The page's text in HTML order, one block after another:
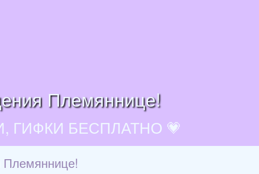
Племяннице!
ГИФКИ БЕСПЛАТНО 💗
Племяннице!